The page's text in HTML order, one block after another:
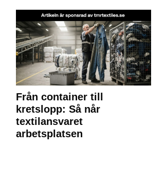
Från container till
kretslopp: Så når
textilansvaret
arbetsplatsen